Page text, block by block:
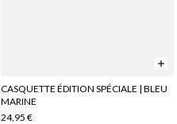
CASQUETTE ÉDITION SPÉCIALE | BLEU
MARINE
24,95 €